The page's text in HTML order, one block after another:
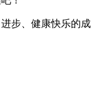
步、健康快乐的成